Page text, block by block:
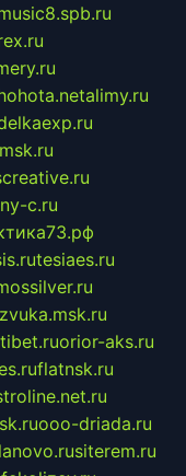
alimy.ru
c.ru
tesiaes.ru
orior-aks.ru
flatnsk.ru
ooo-driada.ru
siterem.ru